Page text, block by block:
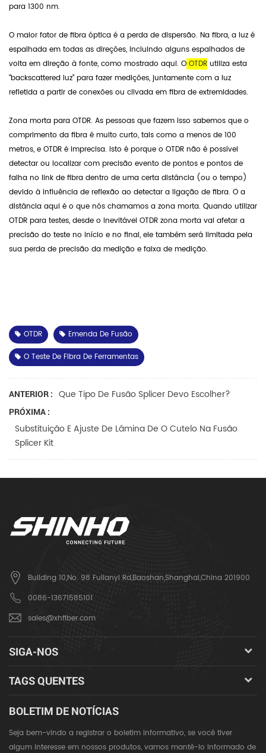
para 1300 nm.
O maior fator de fibra óptica é a perda de dispersão. Na fibra, a luz é
espalhada em todas as direções, incluindo alguns espalhados de
volta em direção à fonte, como mostrado aqui. O OTDR utiliza esta
"backscattered luz" para fazer medições, juntamente com a luz
refletida a partir de conexões ou clivada em fibra de extremidades.
Zona morta para OTDR. As pessoas que fazem isso sabemos que o
comprimento da fibra é muito curto, tais como a menos de 100
metros, e OTDR é imprecisa. Isto é porque o OTDR não é possível
detectar ou localizar com precisão evento de pontos e pontos de
falha no link de fibra dentro de uma certa distância (ou o tempo)
devido à influência de reflexão ao detectar a ligação de fibra. O a
distância aqui é o que nós chamamos a zona morta. Quando utilizar
OTDR para testes, desde o inevitável OTDR zona morta vai afetar a
precisão do teste no início e no final, ele também será limitada pela
sua perda de precisão da medição e faixa de medição.
OTDR
Emenda De Fusão
O Teste De Fibra De Ferramentas
ANTERIOR : Que Tipo De Fusão Splicer Devo Escolher?
PRÓXIMA :
Substituição E Ajuste De Lâmina De O Cutelo Na Fusão
Splicer Kit
Building 10,No. 98 Fulianyi Rd,Baoshan,Shanghai,China 201900
0086-13671585101
sales@xhfiber.com
SIGA-NOS
TAGS QUENTES
BOLETIM DE NOTÍCIAS
Seja bem-vindo a registrar o boletim informativo, se você tiver
algum interesse em nossos produtos, vamos mantê-lo informado de